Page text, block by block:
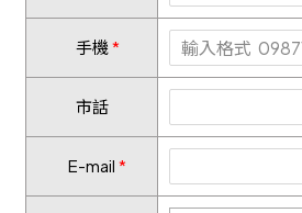
手機
市話
E-mail